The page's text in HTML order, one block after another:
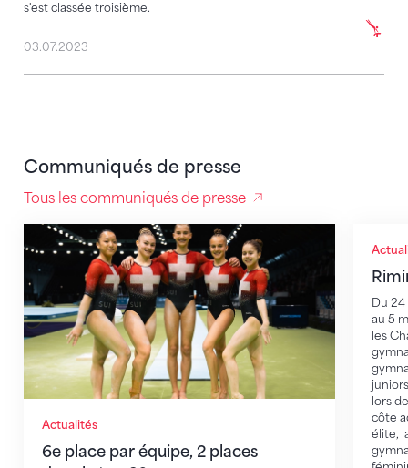
s'est classée troisième.
03.07.2023
Communiqués de presse
Tous les communiqués de presse
Actualités
6e place par équipe, 2 places
6e place par équipe, 2 places dans le top 20 au
Du
au 5
les
lors
côte
élite,